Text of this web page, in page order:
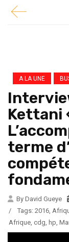
A LA UNE
Kettani
terme
By David Gueye
/
Tags: 2016,
Afrique, cdg, hp,